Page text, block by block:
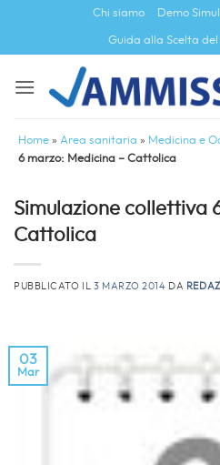
contenuti
Chi siamo Demo
Guida alla Scelta
Home » Area sanitaria » Medicina e
6 marzo: Medicina – Cattolica
Simulazione collettiva
Cattolica
PUBBLICATO IL 3 MARZO 2014 DA
03
Mar